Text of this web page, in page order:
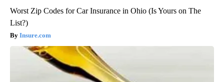
Worst Zip Codes for Car Insurance in Ohio (Is Yours on The
List?)
Insure.com